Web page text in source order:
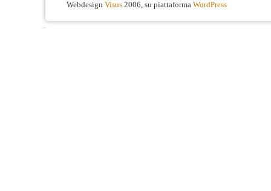
Webdesign Visus 2006, su piattaforma WordPress